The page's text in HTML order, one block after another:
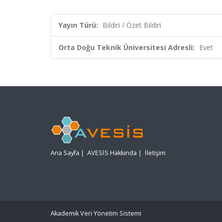
Yayın Türü: Bildiri / Özet Bildiri
Orta Doğu Teknik Üniversitesi Adresli: Evet
Ana Sayfa | AVESİS Hakkında | İletişim
Akademik Veri Yönetim Sistemi